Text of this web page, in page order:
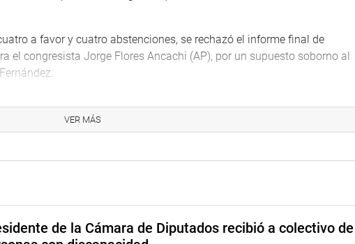
a favor y cuatro abstenciones, se rechazó el informe final de
el congresista Jorge Flores Ancachi (AP), por un supuesto soborno al
ejercicio de la función parlamentaria -sin goce de haber- por un plazo
denuncia (012-2021-2022/CEP-CR) planteada por la ministra de
Jorge Montoya Manrique (RP), por la presunta vulneración a la
la comisión no admitieron reconsiderar la votación del informe final
determinó que el legislador Héctor Valer Pinto vulneró el Código de
VER MÁS
de la Cámara de Diputados recibió a colectivo de